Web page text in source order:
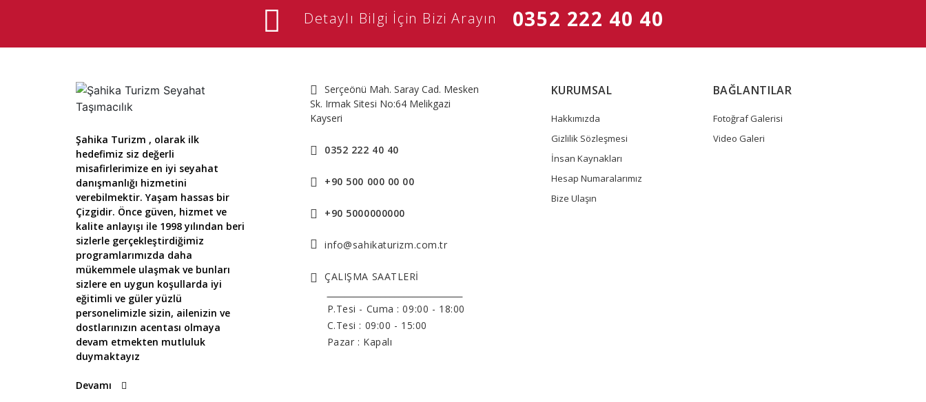
Detaylı Bilgi İçin Bizi Arayın 0352 222 40 40
Şahika Turizm , olarak ilk
hedefimiz siz değerli
misafirlerimize en iyi seyahat
danışmanlığı hizmetini
verebilmektir. Yaşam hassas bir
Çizgidir. Önce güven, hizmet ve
kalite anlayışı ile 1998 yılından beri
sizlerle gerçekleştirdiğimiz
programlarımızda daha
mükemmele ulaşmak ve bunları
sizlere en uygun koşullarda iyi
eğitimli ve güler yüzlü
personelimizle sizin, ailenizin ve
dostlarınızın acentası olmaya
devam etmekten mutluluk
duymaktayız
Devamı
Serçeönü Mah. Saray Cad. Mesken
Sk. Irmak Sitesi No:64 Melikgazi
Kayseri
0352 222 40 40
+90 500 000 00 00
+90 5000000000
info@sahikaturizm.com.tr
ÇALIŞMA SAATLERİ
P.Tesi - Cuma : 09:00 - 18:00
C.Tesi : 09:00 - 15:00
Pazar : Kapalı
KURUMSAL
Hakkımızda
Gizlilik Sözleşmesi
İnsan Kaynakları
Hesap Numaralarımız
Bize Ulaşın
BAĞLANTILAR
Fotoğraf Galerisi
Video Galeri